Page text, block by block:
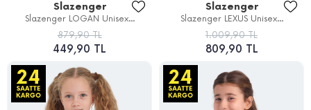
Slazenger
Slazenger LOGAN Unisex...
879,90 TL
449,90 TL
Slazenger
Slazenger LEXUS Unisex...
1.009,90 TL
809,90 TL